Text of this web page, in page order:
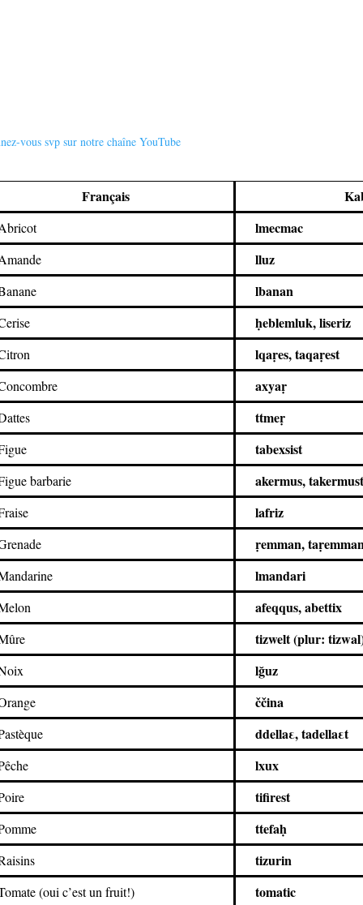
vous svp sur notre chaîne YouTube
Français
lmecmac
lluz
lbanan
ḥeblemluk, liseriz
lqaṛes, taqaṛest
axyaṛ
ttmeṛ
tabexsist
barbarie akermus, takermust
lafriz
ṛemman,
lmandari
afeqqus, abettix
tizwelt (plur:
lğuz
ččina
ddellaε, tadellaεt
lxux
tifirest
ttefaḥ
tizurin
(oui c’est un fruit!) tomatic